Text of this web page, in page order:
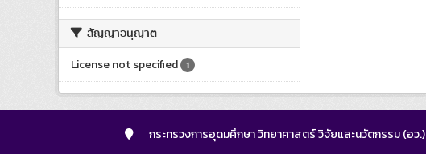
สัญญาอนุญาต
License not specified 1
กระทรวงการอุดมศึกษา วิทยาศาสตร์ วิจัยและนวัตกรรม (อว.)